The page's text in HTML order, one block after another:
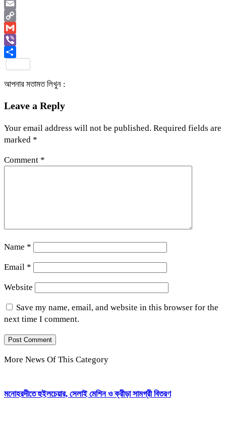
WhatsApp
Email
Copy
Link
Gmail
Viber
আপনার মতামত লিখুন :
Leave a Reply
Your email address will not be published. Required fields are
marked *
Comment *
Name *
Email *
Website
Save my name, email, and website in this browser for the
next time I comment.
More News Of This Category
মনোহরদীতে হুইলচেয়ার, সেলাই মেশিন ও ক্রীড়া সামগ্রী বিতরণ